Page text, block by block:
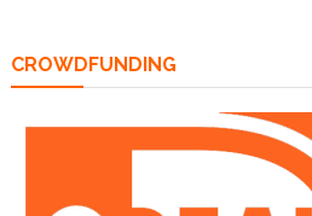
CROWDFUNDING